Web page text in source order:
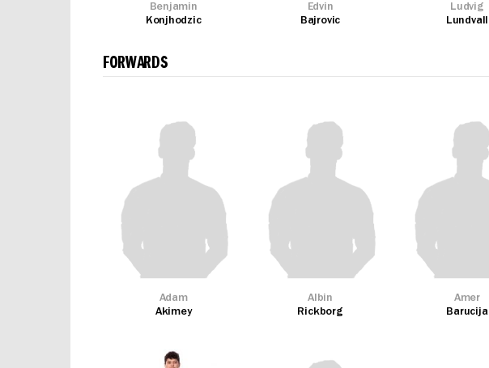
Benjamin
Konjhodzic
Edvin
Bajrovic
Ludvig
Lundvall
FORWARDS
Adam
Akimey
Albin
Rickborg
Amer
Barucija